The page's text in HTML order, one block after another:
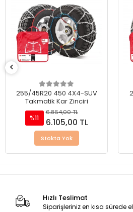
255/45R20 450 4X4-SUV
Takmatik Kar Zinciri
%11
6.864,00 TL
6.105,00 TL
Stokta Yok
Hızlı Teslimat
Siparişleriniz en kısa sürede